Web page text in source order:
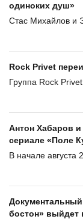
одиноких душ»
Стас Михайлов и
Rock Privet
Группа Rock
Антон Хабаров
сериале «Поле
В начале августа
бостон» выйдет